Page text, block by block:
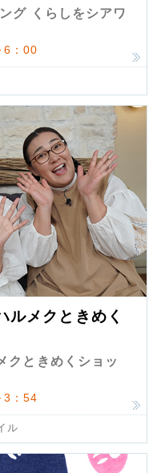
グ くらしをシアワ
6：00
メクときめく
ときめくショッ
3：54
ル